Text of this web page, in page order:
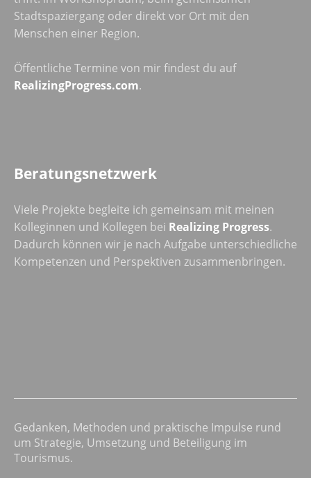
Stadtspaziergang oder direkt vor Ort mit den
Menschen einer Region.
Öffentliche Termine von mir findest du auf
RealizingProgress.com.
Beratungsnetzwerk
Viele Projekte begleite ich gemeinsam mit meinen
Kolleginnen und Kollegen bei Realizing Progress.
Dadurch können wir je nach Aufgabe unterschiedliche
Kompetenzen und Perspektiven zusammenbringen.
Gedanken, Methoden und praktische Impulse rund
um Strategie, Umsetzung und Beteiligung im
Tourismus.